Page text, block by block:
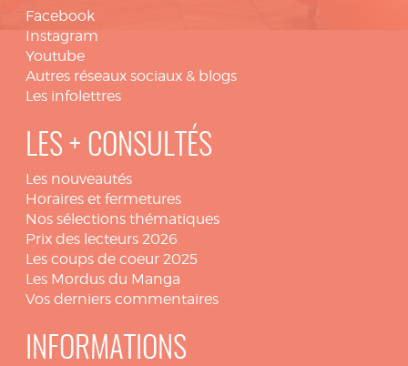
Facebook
Instagram
Youtube
Autres réseaux sociaux & blogs
Les infolettres
LES + CONSULTÉS
Les nouveautés
Horaires et fermetures
Nos sélections thématiques
Prix des lecteurs 2026
Les coups de coeur 2025
Les Mordus du Manga
Vos derniers commentaires
INFORMATIONS